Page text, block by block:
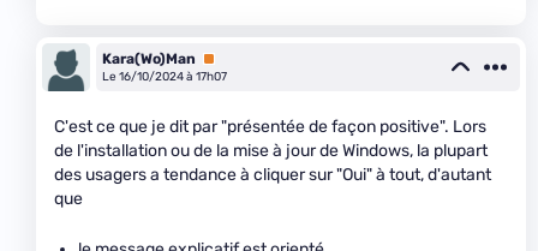
Kara(Wo)Man
Premium
Le 16/10/2024 à 17h07
C'est ce que je dit par "présentée de façon positive". Lors
de l'installation ou de la mise à jour de Windows, la plupart
des usagers a tendance à cliquer sur "Oui" à tout, d'autant
que